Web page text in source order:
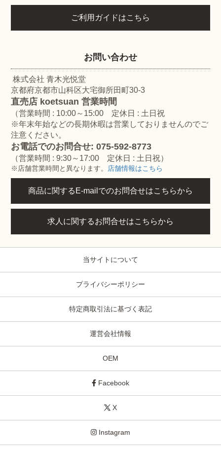
ご利用ガイドはこちら
お問い合わせ
株式会社 青木光悦堂
京都府京都市山科区大宅御所田町30-3
直売店 koetsuan 営業時間
（営業時間 : 10:00～15:00 定休日 : 土日祝
※年末年始などの長期休暇は営業しておりませんのでご
注意ください。
お電話でのお問合せ: 075-592-8773
（営業時間 : 9:30～17:00 定休日 : 土日祝）
※店舗営業時間と異なります。 店舗情報はこちら
商品に関するE-mailでのお問合せはこちらから
求人に関するお問合せはこちらから
当サイトについて
プライバシーポリシー
特定商取引法に基づく表記
運営会社情報
OEM
Facebook
X
Instagram